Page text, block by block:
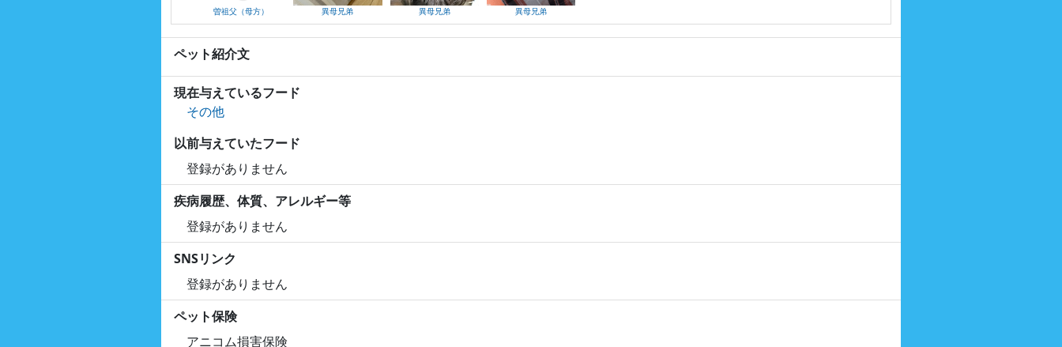
曽祖父（母方） 異母兄弟 異母兄弟 異母兄弟
ペット紹介文
現在与えているフード
その他
以前与えていたフード
登録がありません
疾病履歴、体質、アレルギー等
登録がありません
SNSリンク
登録がありません
ペット保険
アニコム損害保険